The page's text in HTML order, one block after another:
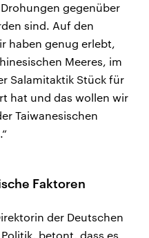
gegenüber
sind. Auf den
haben genug erlebt,
Meeres, im
Salamitaktik Stück für
hat und das wollen wir
Taiwanesischen
Faktoren
der Deutschen
betont, dass es